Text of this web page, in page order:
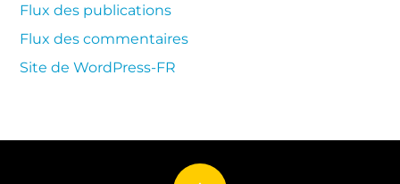
Flux des publications
Flux des commentaires
Site de WordPress-FR